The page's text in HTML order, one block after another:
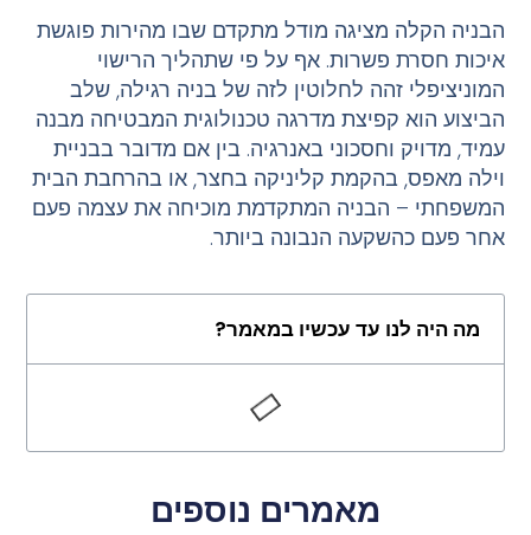
הבניה הקלה מציגה מודל מתקדם שבו מהירות פוגשת
איכות חסרת פשרות. אף על פי שתהליך הרישוי
המוניציפלי זהה לחלוטין לזה של בניה רגילה, שלב
הביצוע הוא קפיצת מדרגה טכנולוגית המבטיחה מבנה
עמיד, מדויק וחסכוני באנרגיה. בין אם מדובר בבניית
וילה מאפס, בהקמת קליניקה בחצר, או בהרחבת הבית
המשפחתי – הבניה המתקדמת מוכיחה את עצמה פעם
אחר פעם כהשקעה הנבונה ביותר.
מה היה לנו עד עכשיו במאמר?
מאמרים נוספים